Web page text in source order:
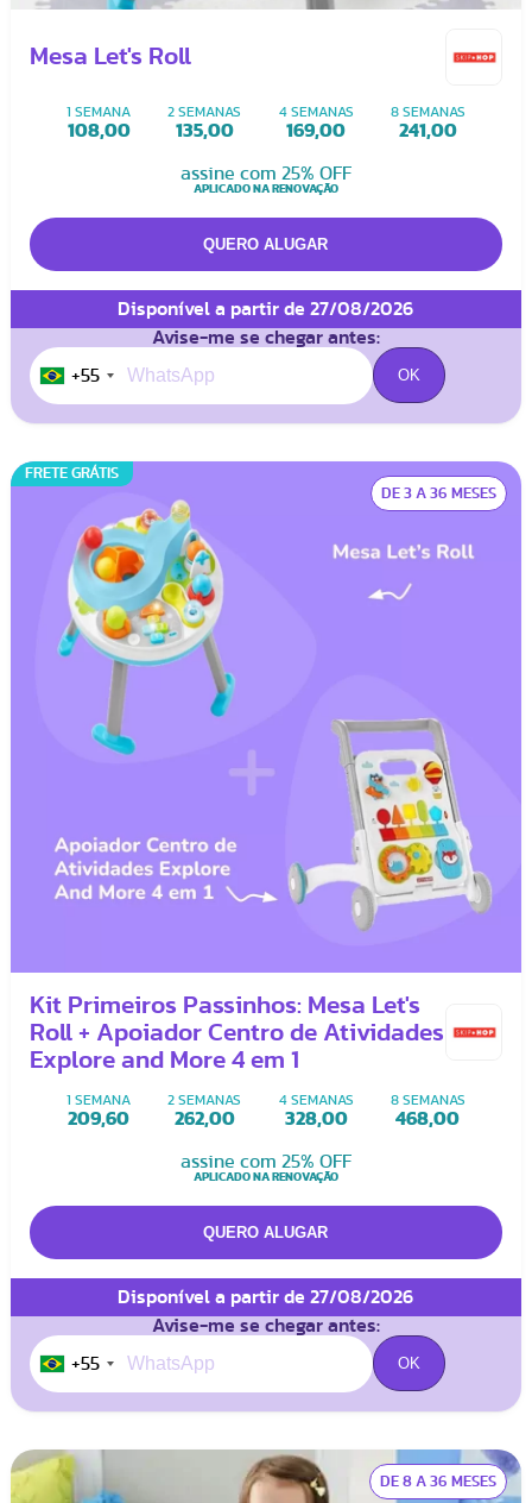
Mesa Let's Roll
1 SEMANA
108,00
2 SEMANAS
135,00
4 SEMANAS
169,00
8 SEMANAS
241,00
assine com 25% OFF
APLICADO NA RENOVAÇÃO
Disponível a partir de 27/08/2026
Avise-me se chegar antes:
+55
FRETE GRÁTIS
DE 3 A 36 MESES
Kit Primeiros Passinhos: Mesa Let's
Roll + Apoiador Centro de Atividades
Explore and More 4 em 1
1 SEMANA
209,60
2 SEMANAS
262,00
4 SEMANAS
328,00
8 SEMANAS
468,00
assine com 25% OFF
APLICADO NA RENOVAÇÃO
Disponível a partir de 27/08/2026
Avise-me se chegar antes:
+55
DE 8 A 36 MESES